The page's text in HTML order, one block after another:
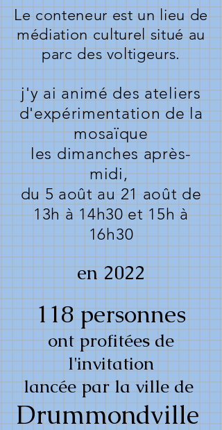
Le conteneur est un lieu de
médiation culturel situé au
parc des voltigeurs.
j'y ai animé des ateliers
d'expérimentation de la
mosaïque
les dimanches après-
midi,
du 5 août au 21 août de
13h à 14h30 et 15h à
16h30
en 2022
118 personnes
ont profitées de
l'invitation
lancée par la ville de
Drummondville